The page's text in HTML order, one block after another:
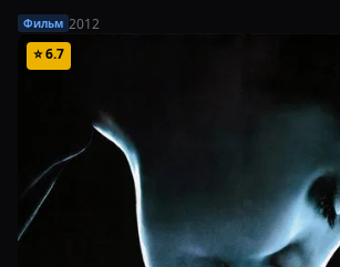
Фильм 2012
⭐6.7